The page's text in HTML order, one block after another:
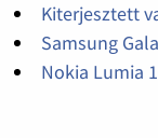
Kiterjesztett
Samsung
Nokia Lumia